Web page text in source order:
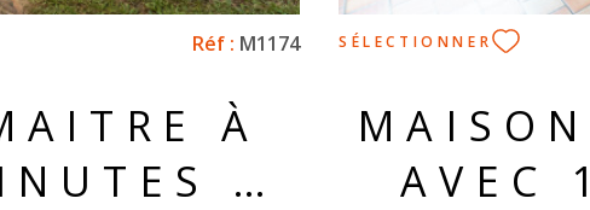
Réf : M1174
À
À
SÉLECTIONNER
AVEC